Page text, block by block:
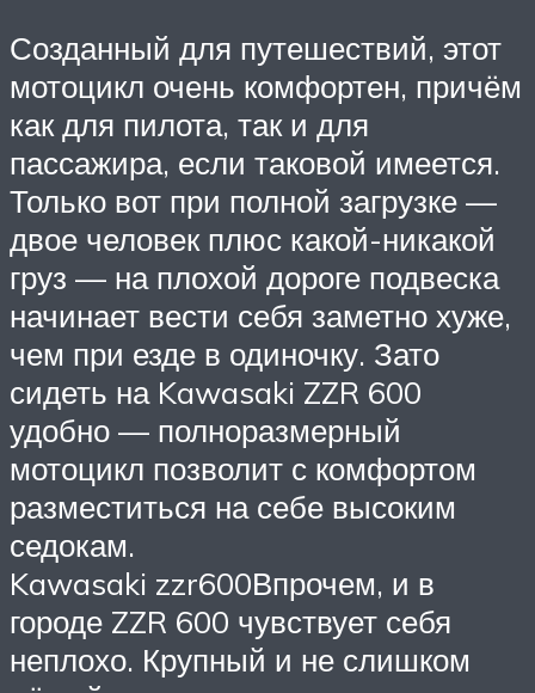
Созданный для путешествий, этот
мотоцикл очень комфортен, причём
как для пилота, так и для
пассажира, если таковой имеется.
Только вот при полной загрузке —
двое человек плюс какой-никакой
груз — на плохой дороге подвеска
начинает вести себя заметно хуже,
чем при езде в одиночку. Зато
сидеть на Kawasaki ZZR 600
удобно — полноразмерный
мотоцикл позволит с комфортом
разместиться на себе высоким
седокам.
Kawasaki zzr600Впрочем, и в
городе ZZR 600 чувствует себя
неплохо. Крупный и не слишком